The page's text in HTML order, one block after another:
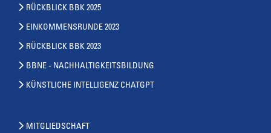
RÜCKBLICK BBK 2025
EINKOMMENSRUNDE 2023
RÜCKBLICK BBK 2023
BBNE - NACHHALTIGKEITSBILDUNG
KÜNSTLICHE INTELLIGENZ CHATGPT
MITGLIEDSCHAFT